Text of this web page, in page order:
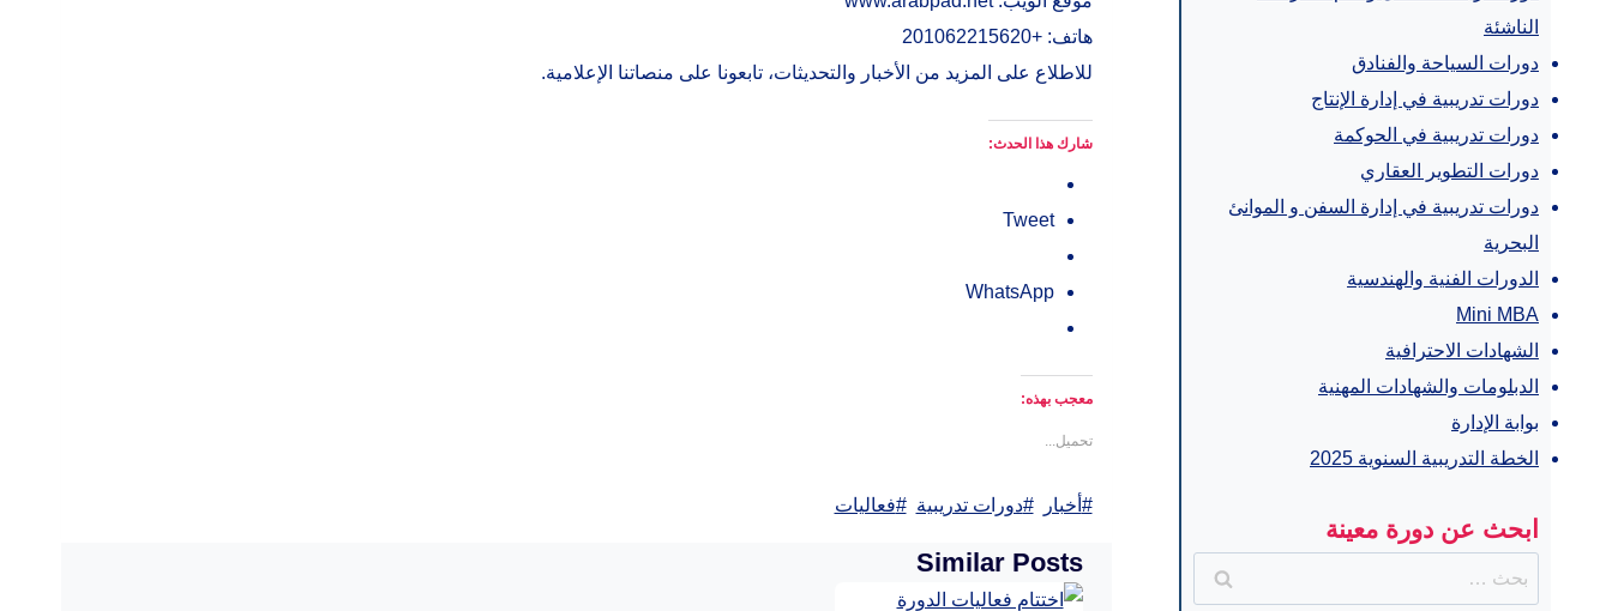
هاتف: +201062215620
للاطلاع على المزيد من الأخبار والتحديثات، تابعونا على منصاتنا الإعلامية.
شارك هذا الحدث:
Tweet
WhatsApp
معجب بهذه:
تحميل...
Post
# أخبار #دورات تدريبية #فعاليات
Similar Posts
الناشئة
دورات السياحة والفنادق
دورات تدريبية في إدارة الإنتاج
دورات تدريبية في الحوكمة
دورات التطوير العقاري
دورات تدريبية في إدارة السفن و الموانئ
البحرية
الدورات الفنية والهندسية
Mini MBA
الشهادات الاحترافية
الدبلومات والشهادات المهنية
بوابة الإدارة
الخطة التدريبية السنوية 2025
ابحث عن دورة معينة
عن: